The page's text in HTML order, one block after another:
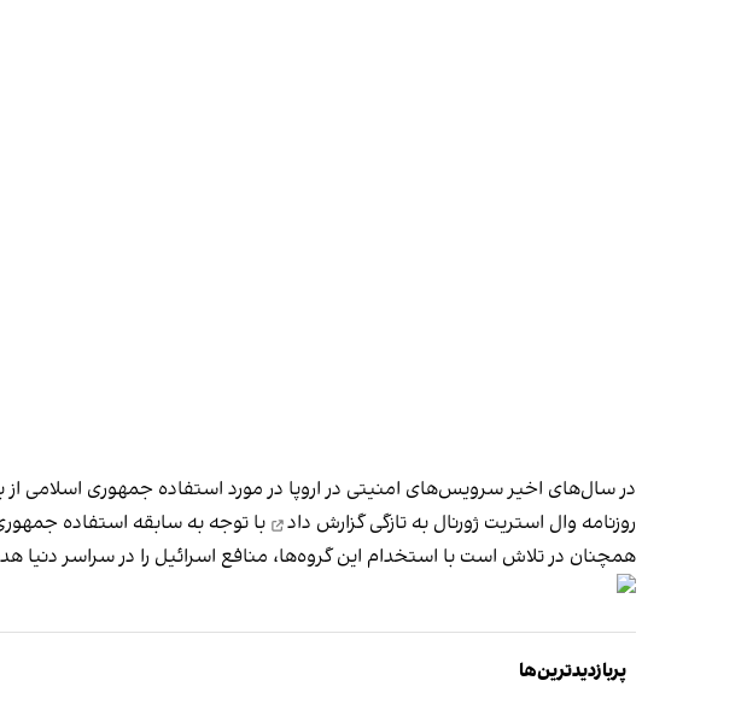
در سال‌های اخیر سرویس‌های امنیتی در اروپا در مورد استفاده جمهوری اسلامی از
روزنامه وال ‌استریت ژورنال به تازگیگزارش داد
با توجه به سابقه استفاده
همچنان در تلاش است با استخدام این گروه‌ها، منافع اسرائیل را در سراسر دنیا
پربازدیدترین‌ها